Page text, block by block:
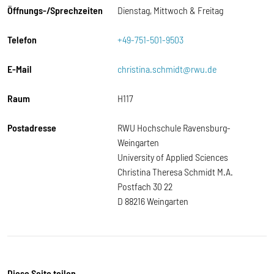
Öffnungs-/Sprechzeiten Dienstag, Mittwoch & Freitag
Telefon +49-751-501-9503
E-Mail christina.schmidt@rwu.de
Raum H117
Postadresse
RWU Hochschule Ravensburg-
Weingarten
University of Applied Sciences
Christina Theresa Schmidt M.A.
Postfach 30 22
D 88216 Weingarten